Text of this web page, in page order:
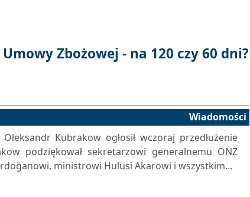
Umowy Zbożowej - na 120 czy 60 dni?
Wiadomości
Kubrakow ogłosił wczoraj przedłużenie
podziękował sekretarzowi generalnemu ONZ
ministrowi Hulusi Akarowi i wszystkim...